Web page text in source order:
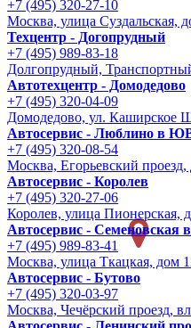
+7 (495) 320-27-10
Москва, улица Суздальская,
Техцентр - Догопрудный
+7 (495) 989-83-18
Долгопрудный,
Автотехцентр - Домодедово
+7 (495) 320-04-09
Домодедово, ул. Каширское
Автосервис - Люблино в
+7 (495) 320-08-54
Москва, Егорьевский проезд,
Автосервис - Королев
+7 (495) 320-27-06
Королев, улица Пионерская,
Автосервис - Семеновская
+7 (495) 989-83-41
Москва, улица Ткацкая, дом
Автосервис - Бутово
+7 (495) 320-03-97
Москва, Чечёрский проезд,